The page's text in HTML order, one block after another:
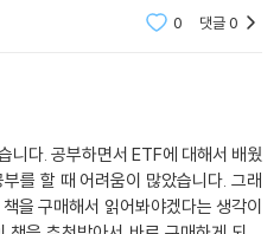
0 댓글0
니다. 공부하면서 ETF에 대해서 배웠
를 할 때 어려움이 많았습니다. 그래
을 구매해서 읽어봐야겠다는 생각이